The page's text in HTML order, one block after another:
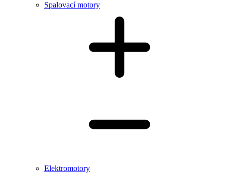
Spalovací motory
Elektromotory